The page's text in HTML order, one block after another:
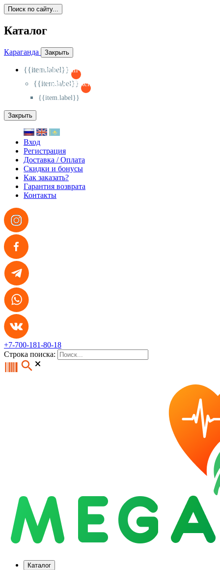
Поиск по сайту...
Каталог
Караганда Закрыть
{{item.label}}
{{activeItem==item.id?'-
{{item.label}}
{{activeSubitem==item.id?'-
{{item.label}}
Закрыть
Вход
Регистрация
Доставка / Оплата
Скидки и бонусы
Как заказать?
Гарантия возврата
Контакты
+7-700-181-80-18
Строка поиска:
Каталог